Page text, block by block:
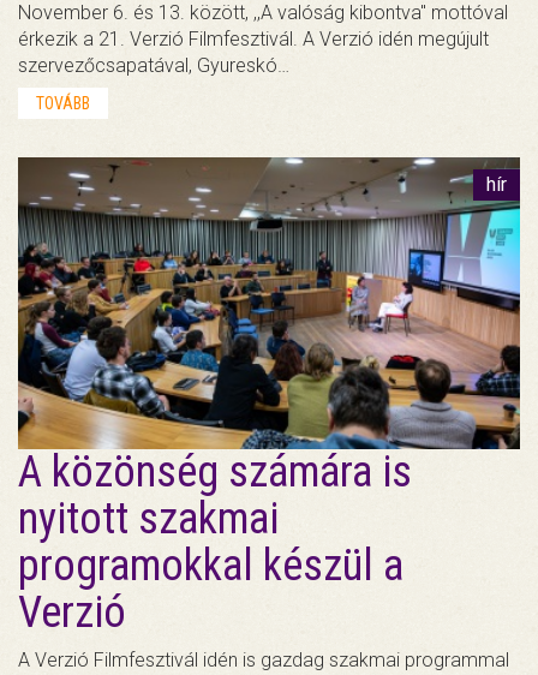
November 6. és 13. között, ,,A valóság kibontva" mottóval
érkezik a 21. Verzió Filmfesztivál. A Verzió idén megújult
szervezőcsapatával, Gyureskó…
TOVÁBB
hír
A közönség számára is
nyitott szakmai
programokkal készül a
Verzió
A Verzió Filmfesztivál idén is gazdag szakmai programmal